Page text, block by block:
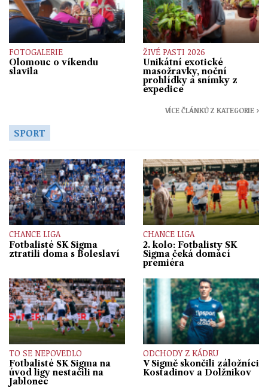
FOTOGALERIE
Olomouc o víkendu
slavila
ŽIVÉ PASTI 2026
Unikátní exotické
masožravky, noční
prohlídky a snímky z
expedice
VÍCE ČLÁNKŮ Z KATEGORIE ›
SPORT
CHANCE LIGA
Fotbalisté SK Sigma
ztratili doma s Boleslaví
CHANCE LIGA
2. kolo: Fotbalisty SK
Sigma čeká domácí
premiéra
TO SE NEPOVEDLO
Fotbalisté SK Sigma na
úvod ligy nestačili na
Jablonec
ODCHODY Z KÁDRU
V Sigmě skončili záložníci
Kostadinov a Dolžnikov